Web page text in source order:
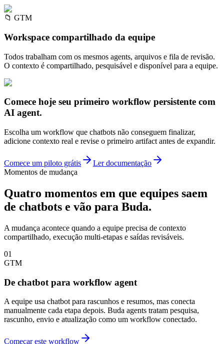
📁 GTM
Workspace compartilhado da equipe
Todos trabalham com os mesmos agents, arquivos e fila de revisão.
O contexto é compartilhado, pesquisável e disponível para a equipe.
Comece hoje seu primeiro workflow persistente com
AI agent.
Escolha um workflow que chatbots não conseguem finalizar,
adicione contexto real e revise o primeiro artifact antes de expandir.
Comece um piloto grátis
Ler documentação
Momentos de mudança
Quatro momentos em que equipes saem
de chatbots e vão para Buda.
A mudança acontece quando a equipe precisa de contexto
compartilhado, execução multi-etapas e saídas revisáveis.
01
GTM
De chatbot para workflow agent
A equipe usa chatbot para rascunhos e resumos, mas conecta
manualmente cada etapa depois. Buda agents tratam pesquisa,
rascunho, envio e atualização como um workflow conectado.
Começar este workflow